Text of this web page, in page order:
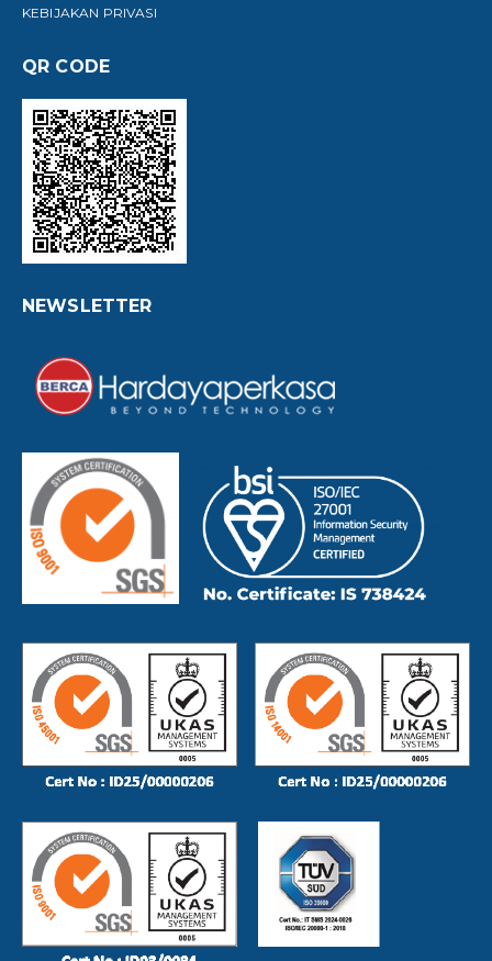
KEBIJAKAN PRIVASI
QR CODE
NEWSLETTER